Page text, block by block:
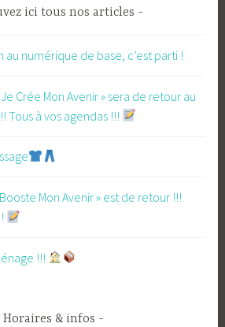
ici tous nos articles
au numérique de base, c’est parti !
Crée Mon Avenir » sera de retour au
à vos agendas !!!
Mon Avenir » est de retour !!!
!!!
Horaires & infos